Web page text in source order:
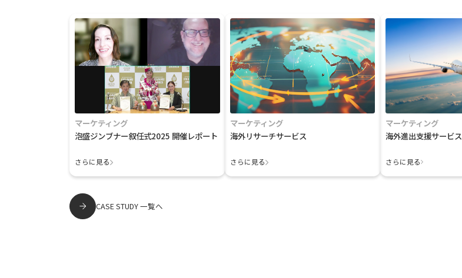
マーケティング
泡盛ジンブナー叙任式2025 開催レポート
さらに見る
マーケティング
海外リサーチサービス
さらに見る
マーケティング
海外進出支援サービス
さらに見る
CASE STUDY 一覧へ